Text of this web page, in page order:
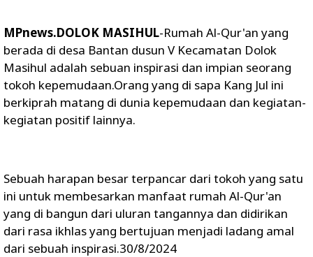
MPnews.DOLOK MASIHUL-Rumah Al-Qur'an yang
berada di desa Bantan dusun V Kecamatan Dolok
Masihul adalah sebuan inspirasi dan impian seorang
tokoh kepemudaan.Orang yang di sapa Kang Jul ini
berkiprah matang di dunia kepemudaan dan kegiatan-
kegiatan positif lainnya.
Sebuah harapan besar terpancar dari tokoh yang satu
ini untuk membesarkan manfaat rumah Al-Qur'an
yang di bangun dari uluran tangannya dan didirikan
dari rasa ikhlas yang bertujuan menjadi ladang amal
dari sebuah inspirasi.30/8/2024